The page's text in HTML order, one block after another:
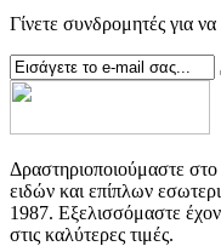
Γίνετε συνδρομητές για
Δραστηριοποιούμαστε
ειδών και επίπλων
1987. Εξελισσόμαστε
στις καλύτερες τιμές.